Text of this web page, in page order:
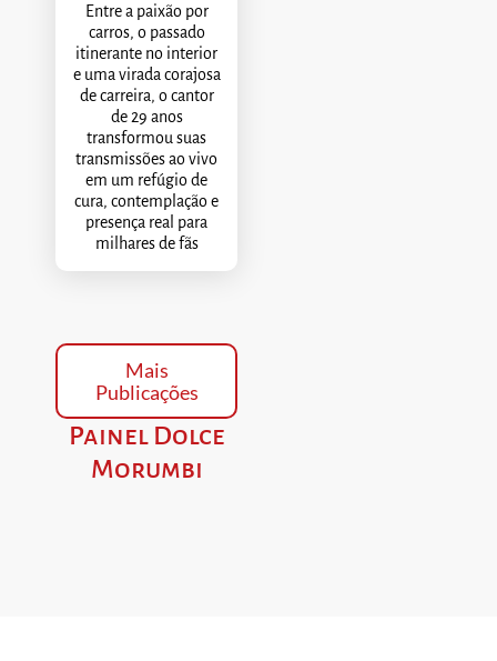
Entre a paixão por
carros, o passado
itinerante no interior
e uma virada corajosa
de carreira, o cantor
de 29 anos
transformou suas
transmissões ao vivo
em um refúgio de
cura, contemplação e
presença real para
milhares de fãs
Mais
Publicações
Painel Dolce
Morumbi